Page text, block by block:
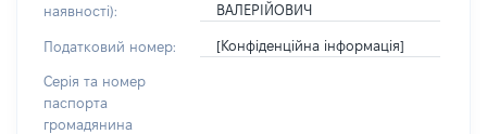
наявності):
ВАЛЕРІЙОВИЧ
Податковий номер: [Конфіденційна інформація]
Серія та номер
паспорта
громадянина